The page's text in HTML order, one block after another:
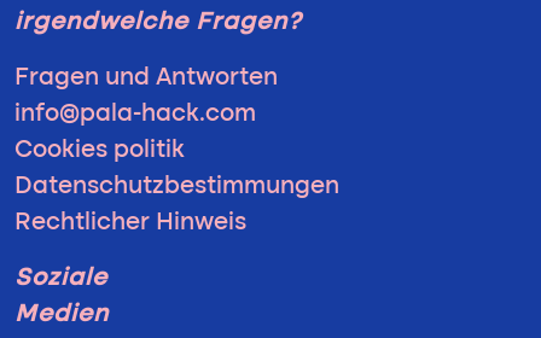
irgendwelche Fragen?
Fragen und Antworten
info@pala-hack.com
Cookies politik
Datenschutzbestimmungen
Rechtlicher Hinweis
Soziale
Medien